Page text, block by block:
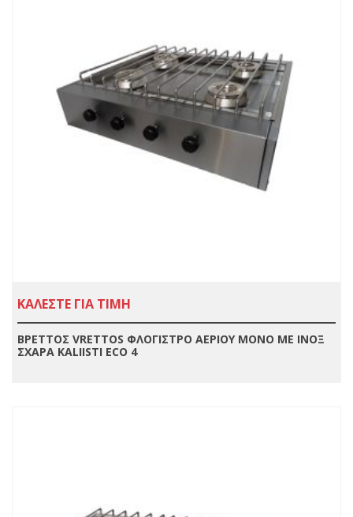
ΚΑΛΕΣΤΕ ΓΙΑ ΤΙΜΗ
ΒΡΕΤΤΟΣ VRETTOS ΦΛΟΓΙΣΤΡΟ ΑΕΡΙΟΥ ΜΟΝΟ ΜΕ ΙΝΟΞ
ΣΧΑΡΑ KALIISTI ECO 4